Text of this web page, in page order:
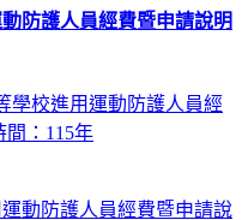
防護人員經費暨申請說明
學校進用運動防護人員經
間：115年